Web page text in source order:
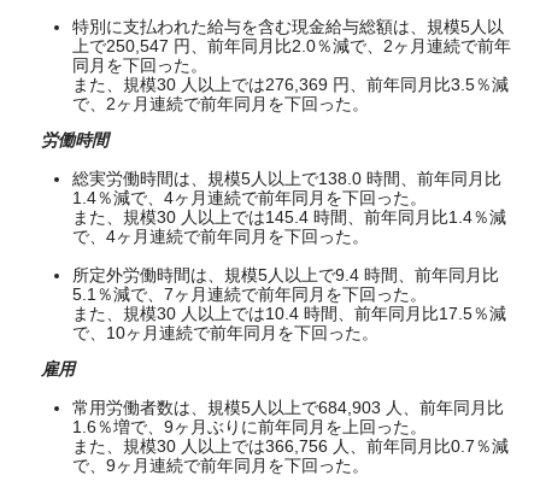
特別に支払われた給与を含む現金給与総額は、規模5人以
上で250,547 円、前年同月比2.0％減で、2ヶ月連続で前年
同月を下回った。
また、規模30 人以上では276,369 円、前年同月比3.5％減
で、2ヶ月連続で前年同月を下回った。
労働時間
総実労働時間は、規模5人以上で138.0 時間、前年同月比
1.4％減で、4ヶ月連続で前年同月を下回った。
また、規模30 人以上では145.4 時間、前年同月比1.4％減
で、4ヶ月連続で前年同月を下回った。
所定外労働時間は、規模5人以上で9.4 時間、前年同月比
5.1％減で、7ヶ月連続で前年同月を下回った。
また、規模30 人以上では10.4 時間、前年同月比17.5％減
で、10ヶ月連続で前年同月を下回った。
雇用
常用労働者数は、規模5人以上で684,903 人、前年同月比
1.6％増で、9ヶ月ぶりに前年同月を上回った。
また、規模30 人以上では366,756 人、前年同月比0.7％減
で、9ヶ月連続で前年同月を下回った。